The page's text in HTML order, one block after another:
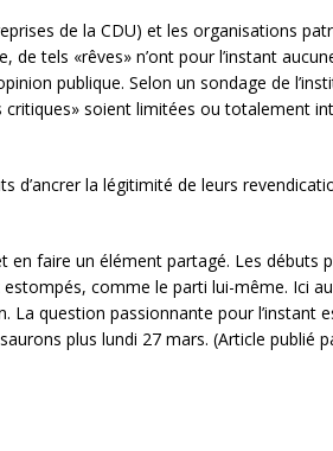
de la CDU) et les organisations
tels «rêves» n’ont pour l’instant
publique. Selon un sondage de
soient limitées ou totalement
d’ancrer la légitimité de leurs
faire un élément partagé. Les débuts
comme le parti lui-même. Ici
question passionnante pour l’instant
plus lundi 27 mars. (Article publié